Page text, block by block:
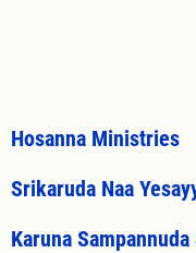
Hosanna Ministries
Srikaruda Naa
Karuna